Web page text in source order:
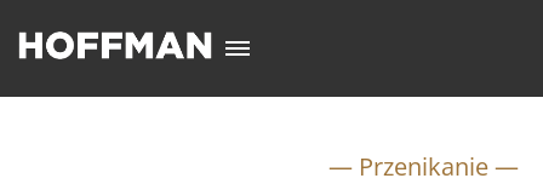
— Przenikanie —